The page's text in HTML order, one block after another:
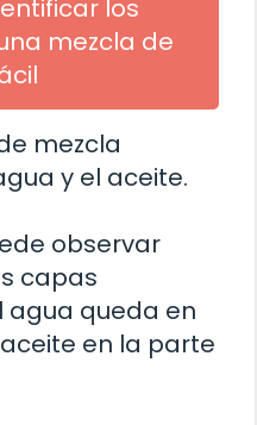
los
mezcla de
mezcla
y el aceite.
observar
capas
agua queda en
en la parte